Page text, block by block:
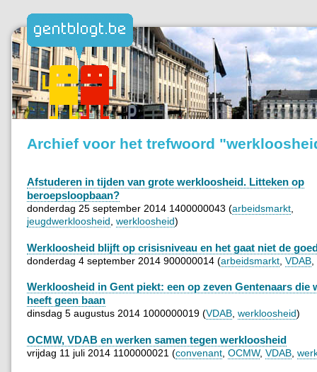
Archief voor het trefwoord
Afstuderen in tijden van grote werkloosheid. Litteken op
beroepsloopbaan?
donderdag 25 september 2014 1400000043 (arbeidsmarkt
jeugdwerkloosheid werkloosheid)
Werkloosheid blijft op crisisniveau en het gaat niet de
donderdag 4 september 2014 900000014 (arbeidsmarkt VDAB
Werkloosheid in Gent piekt: een op zeven Gentenaars die
heeft geen baan
dinsdag 5 augustus 2014 1000000019 (VDAB werkloosheid)
OCMW, VDAB en werken samen tegen werkloosheid
vrijdag 11 juli 2014 1100000021 (convenant OCMW, VDAB